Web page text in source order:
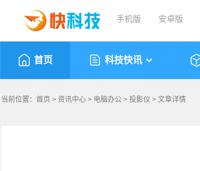
手机版 安卓版
首页 科技快讯
当前位置： 首页 > 资讯中心 > 电脑办公 > 投影仪 > 文章详情